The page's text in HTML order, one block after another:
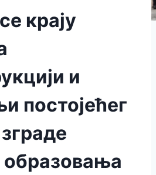
крају
и
постојећег
образовања